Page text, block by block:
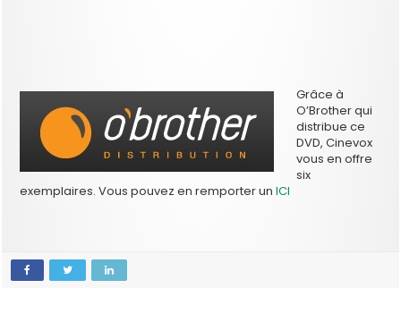
Grâce à
O’Brother qui
distribue ce
DVD, Cinevox
vous en offre
six
exemplaires. Vous pouvez en remporter unICI